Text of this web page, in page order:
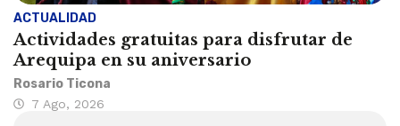
ACTUALIDAD
Actividades gratuitas para disfrutar de
Arequipa en su aniversario
Rosario Ticona
7 Ago, 2026